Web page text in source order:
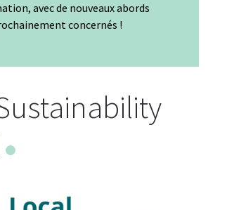
avec de nouveaux abords
concernés !